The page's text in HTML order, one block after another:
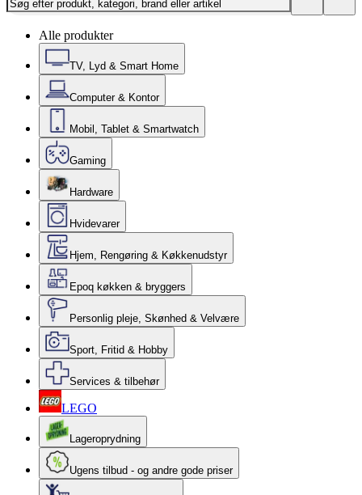
Alle produkter
TV, Lyd & Smart Home
Computer & Kontor
Mobil, Tablet & Smartwatch
Gaming
Hardware
Hvidevarer
Hjem, Rengøring & Køkkenudstyr
Epoq køkken & bryggers
Personlig pleje, Skønhed & Velvære
Sport, Fritid & Hobby
Services & tilbehør
LEGO
Lageroprydning
Ugens tilbud - og andre gode priser